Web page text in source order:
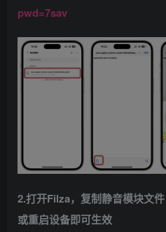
pwd=7sav
2.打开Filza，复制静音模块文
或重启设备即可生效